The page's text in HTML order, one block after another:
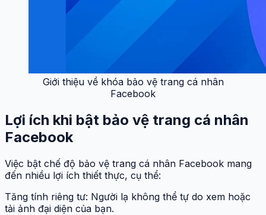
Giới thiệu về khóa bảo vệ trang cá nhân
Facebook
Lợi ích khi bật bảo vệ trang cá nhân
Facebook
Việc bật chế độ bảo vệ trang cá nhân Facebook mang
đến nhiều lợi ích thiết thực, cụ thể:
Tăng tính riêng tư: Người lạ không thể tự do xem hoặc
tải ảnh đại diện của bạn.